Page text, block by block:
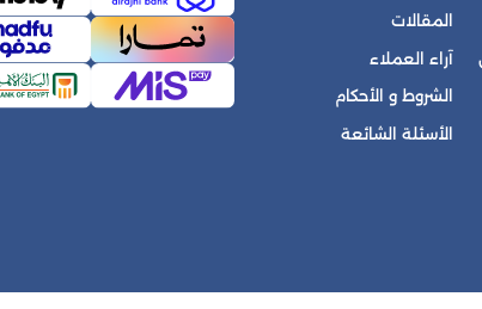
المقالات
آراء العملاء
الشروط و الأحكام
الأسئلة الشائعة